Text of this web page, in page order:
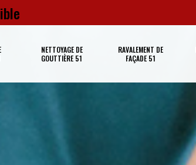
NETTOYAGE DE
GOUTTIÈRE 51
RAVALEMENT DE
FAÇADE 51